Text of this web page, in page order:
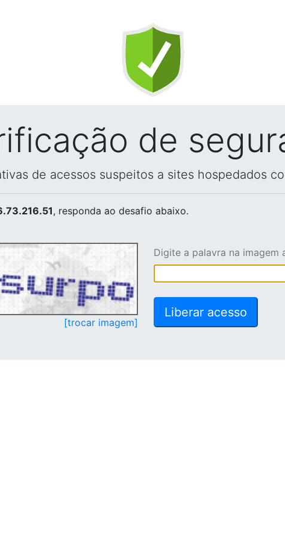
de
de acessos suspeitos a sites hospedados
, responda ao desafio abaixo.
[trocar imagem]
Digite a palavra na imagem